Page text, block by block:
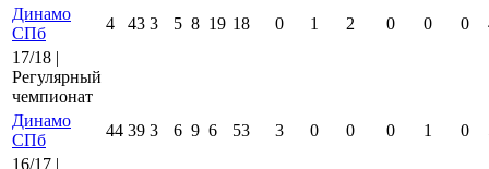
Динамо
СПб
4 43 3 5 8 19 18 0 1 2 0 0 0
17/18 |
Регулярный
чемпионат
Динамо
СПб
44 39 3 6 9 6 53 3 0 0 0 1 0
16/17 |